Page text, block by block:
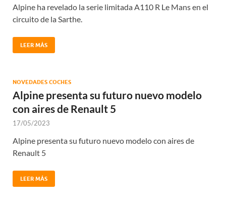
Alpine ha revelado la serie limitada A110 R Le Mans en el
circuito de la Sarthe.
LEER MÁS
NOVEDADES COCHES
Alpine presenta su futuro nuevo modelo
con aires de Renault 5
17/05/2023
Alpine presenta su futuro nuevo modelo con aires de
Renault 5
LEER MÁS